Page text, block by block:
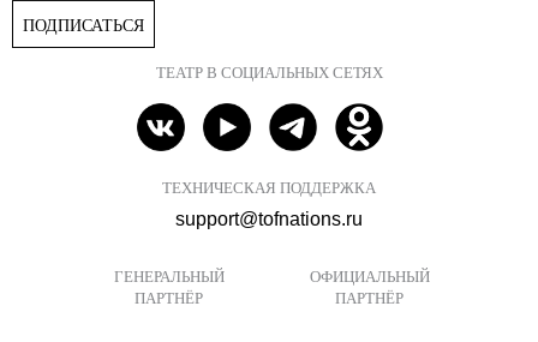
ПОДПИСАТЬСЯ
ТЕАТР В СОЦИАЛЬНЫХ СЕТЯХ
ТЕХНИЧЕСКАЯ ПОДДЕРЖКА
support@tofnations.ru
ГЕНЕРАЛЬНЫЙ
ПАРТНЁР
ОФИЦИАЛЬНЫЙ
ПАРТНЁР